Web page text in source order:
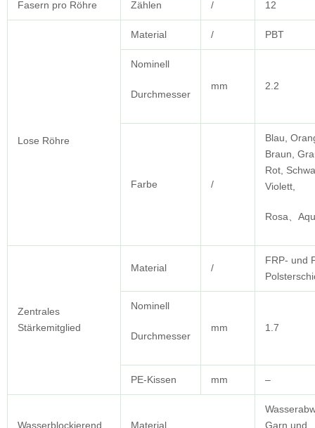
Fasern pro Röhre Zählen / 12
Lose Röhre
Material / PBT
Nominell
Durchmesser
mm 2.2
Farbe /
Blau,
Braun,
Rot,
Violett,
Rosa、
Zentrales
Stärkemitglied
Material /
FRP- und
Nominell
Durchmesser
mm 1.7
PE-Kissen mm –
Wasserblockierend Material
Garn und